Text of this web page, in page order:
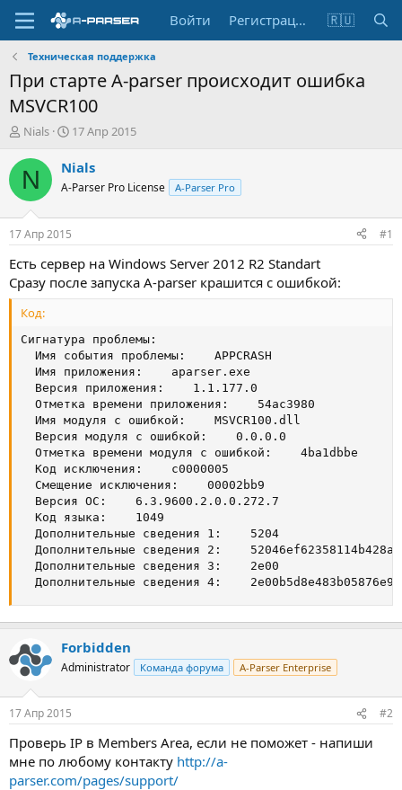
Войти Регистрация 🇷🇺
Техническая поддержка
При старте A-parser происходит ошибка
MSVCR100
А
т
о
т
е
м
ы
Nials
Д
т
н
а
л
17 Апр 2015
N Nials
A-Parser Pro License A-Parser Pro
17 Апр 2015 #1
Есть сервер на Windows Server 2012 R2 Standart
Сразу после запуска A-parser крашится с ошибкой:
Код:
Сигнатура проблемы:
  Имя события проблемы:    APPCRASH
  Имя приложения:    aparser.exe
  Версия приложения:    1.1.177.0
  Отметка времени приложения:    54ac3980
  Имя модуля с ошибкой:    MSVCR100.dll
  Версия модуля с ошибкой:    0.0.0.0
  Отметка времени модуля с ошибкой:    4ba1dbbe
  Код исключения:    c0000005
  Смещение исключения:    00002bb9
  Версия ОС:    6.3.9600.2.0.0.272.7
  Код языка:    1049
  Дополнительные сведения 1:    5204
Дополнительные сведения 2:
  Дополнительные сведения 3:    2e00
Дополнительные сведения 4:
Forbidden
Administrator Команда форума A-Parser Enterprise
17 Апр 2015 #2
Проверь IP в Members Area, если не поможет - напиши
мне по любому контакту http://a-
parser.com/pages/support/